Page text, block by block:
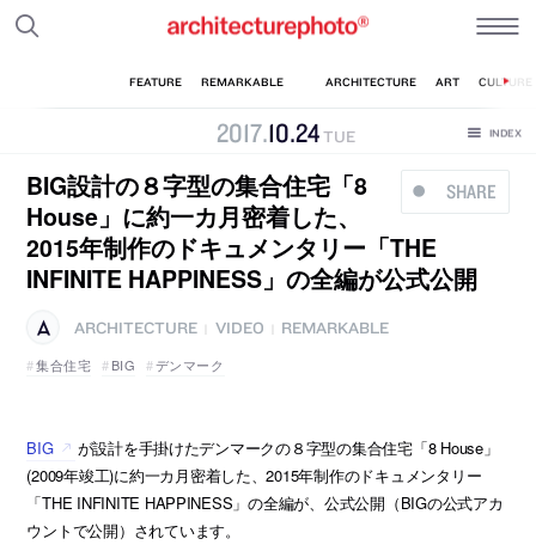
2017.10.24TUE
SHARE
BIG設計の８字型の集合住宅「8
House」に約一カ月密着した、
2015年制作のドキュメンタリー「THE
INFINITE HAPPINESS」の全編が公式公開
ARCHITECTURE VIDEO
REMARKABLE
集合住宅
BIG デンマーク
BIG
が設計を手掛けたデンマークの８字型の集合住宅「8 House」
(2009年竣工)に約一カ月密着した、2015年制作のドキュメンタリー
「THE INFINITE HAPPINESS」の全編が、公式公開（BIGの公式アカ
ウントで公開）されています。